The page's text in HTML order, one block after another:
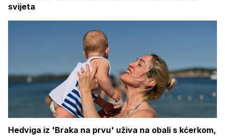
svijeta
Hedviga iz 'Braka na prvu' uživa na obali s kćerkom,